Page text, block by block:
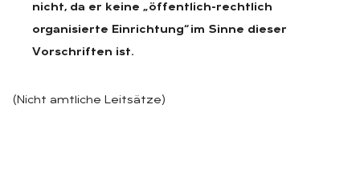
nicht, da er keine „öffentlich-rechtlich
organisierte Einrichtung“ im Sinne dieser
Vorschriften ist.
(Nicht amtliche Leitsätze)